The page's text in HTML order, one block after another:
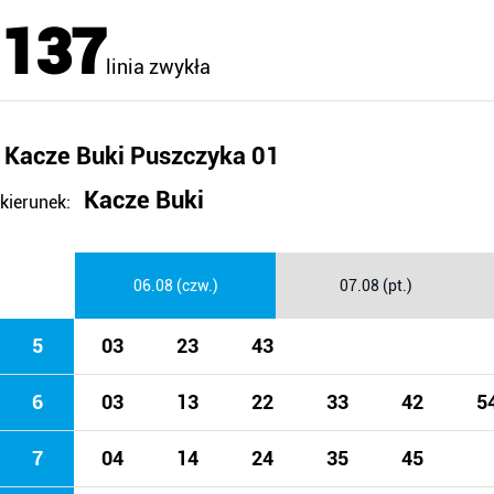
137 linia zwykła
Kacze Buki Puszczyka 01
kierunek: Kacze Buki
06.08 (czw.) 07.08 (pt.)
5 03 23 43
6 03 13 22 33 42
7 04 14 24 35 45